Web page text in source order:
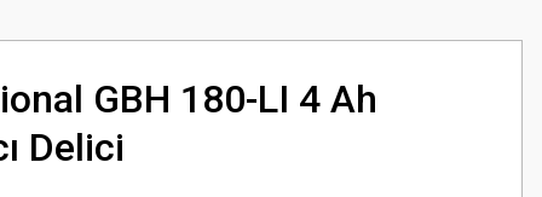
GBH 180-LI 4 Ah
Delici